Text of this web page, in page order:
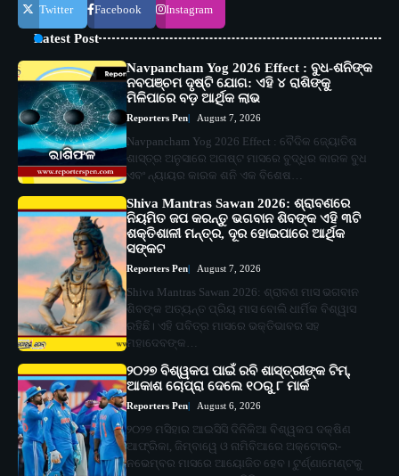
Twitter Facebook Instagram
Latest Post
Navpancham Yog 2026 Effect : ବୁଧ-ଶନିଙ୍କ
ନବପଞ୍ଚମ ଦୃଷ୍ଟି ଯୋଗ: ଏହି ୪ ରାଶିଙ୍କୁ
ମିଳିପାରେ ବଡ଼ ଆର୍ଥିକ ଲାଭ
Reporters Pen August 7, 2026
Navpancham Yog 2026 Effect : ବୈଦିକ ଜ୍ୟୋତିଷ
ଶାସ୍ତ୍ର ଅନୁସାରେ ଅଗଷ୍ଟ ମାସରେ ବୁଦ୍ଧିର କାରକ ବୁଧ
ଏବଂ ନ୍ୟାୟର କାରକ ଶନି ଏକ ବିଶେଷ…
Shiva Mantras Sawan 2026: ଶ୍ରାବଣରେ
ନିୟମିତ ଜପ କରନ୍ତୁ ଭଗବାନ ଶିବଙ୍କ ଏହି ୩ଟି
ଶକ୍ତିଶାଳୀ ମନ୍ତ୍ର, ଦୂର ହୋଇପାରେ ଆର୍ଥିକ
ସଙ୍କଟ
Reporters Pen August 7, 2026
Shiva Mantras Sawan 2026: ଶ୍ରାବଣ ମାସ ଭଗବାନ
ଶିବଙ୍କ ଅତ୍ୟନ୍ତ ପ୍ରିୟ ମାସ ବୋଲି ଧାର୍ମିକ ବିଶ୍ୱାସ
ରହିଛି। ଏହି ପବିତ୍ର ମାସରେ ଭକ୍ତିଭାବର ସହ
ମହାଦେବଙ୍କ…
୨୦୨୭ ବିଶ୍ୱକପ ପାଇଁ ରବି ଶାସ୍ତ୍ରୀଙ୍କ ଟିମ୍,
ଆକାଶ ଚୋପ୍ରା ଦେଲେ ୧୦ରୁ ୮ ମାର୍କ
Reporters Pen August 6, 2026
୨୦୨୭ ମସିହାର ଆଇସିସି ଦିନିକିଆ ବିଶ୍ୱକପ ଦକ୍ଷିଣ
ଆଫ୍ରିକା, ଜିମ୍ବାୱେ ଓ ନାମିବିଆରେ ଅକ୍ଟୋବର-
ନଭେମ୍ବର ମାସରେ ଆୟୋଜିତ ହେବ। ଟୁର୍ଣ୍ଣାମେଣ୍ଟକୁ